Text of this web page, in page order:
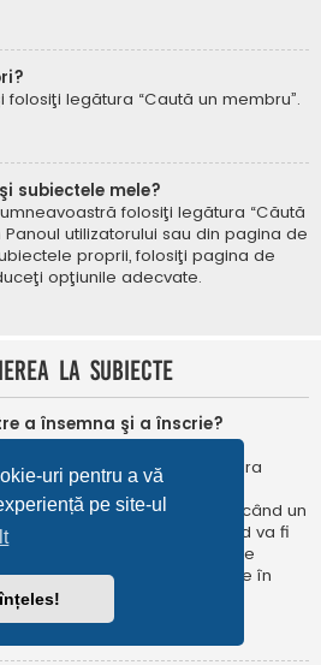
uri pentru a vă
pe site-ul
legătura “Caută un membru”.
subiectele mele?
folosiţi legătura “Căută
utilizatorului sau din pagina de
proprii, folosiţi pagina de
opţiunile adecvate.
la subiecte
a însemna şi a înscrie?
foarte asemănătoare cu
web. Nu eraţi notificat când era
3.1, însemnarea este
un subiect. Puteți fi notificat când un
vă, veţi fi notificat când va fi
sau în forum. Opțiunile de
și înscriere pot fi configurate în
forum”.